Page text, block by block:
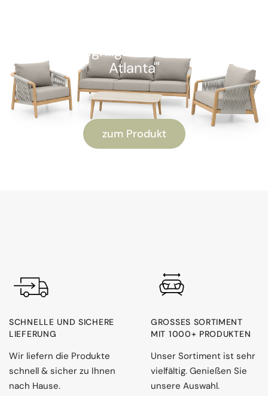
Kunden-Highlight: "Alu Lounge-Set
Atlanta"
zum Produkt
SCHNELLE UND SICHERE
LIEFERUNG
Wir liefern die Produkte
schnell & sicher zu Ihnen
nach Hause.
GROSSES SORTIMENT M
IT 1000+ PRODUKTEN
Unser Sortiment ist sehr
vielfältig. Genießen Sie
unsere Auswahl.